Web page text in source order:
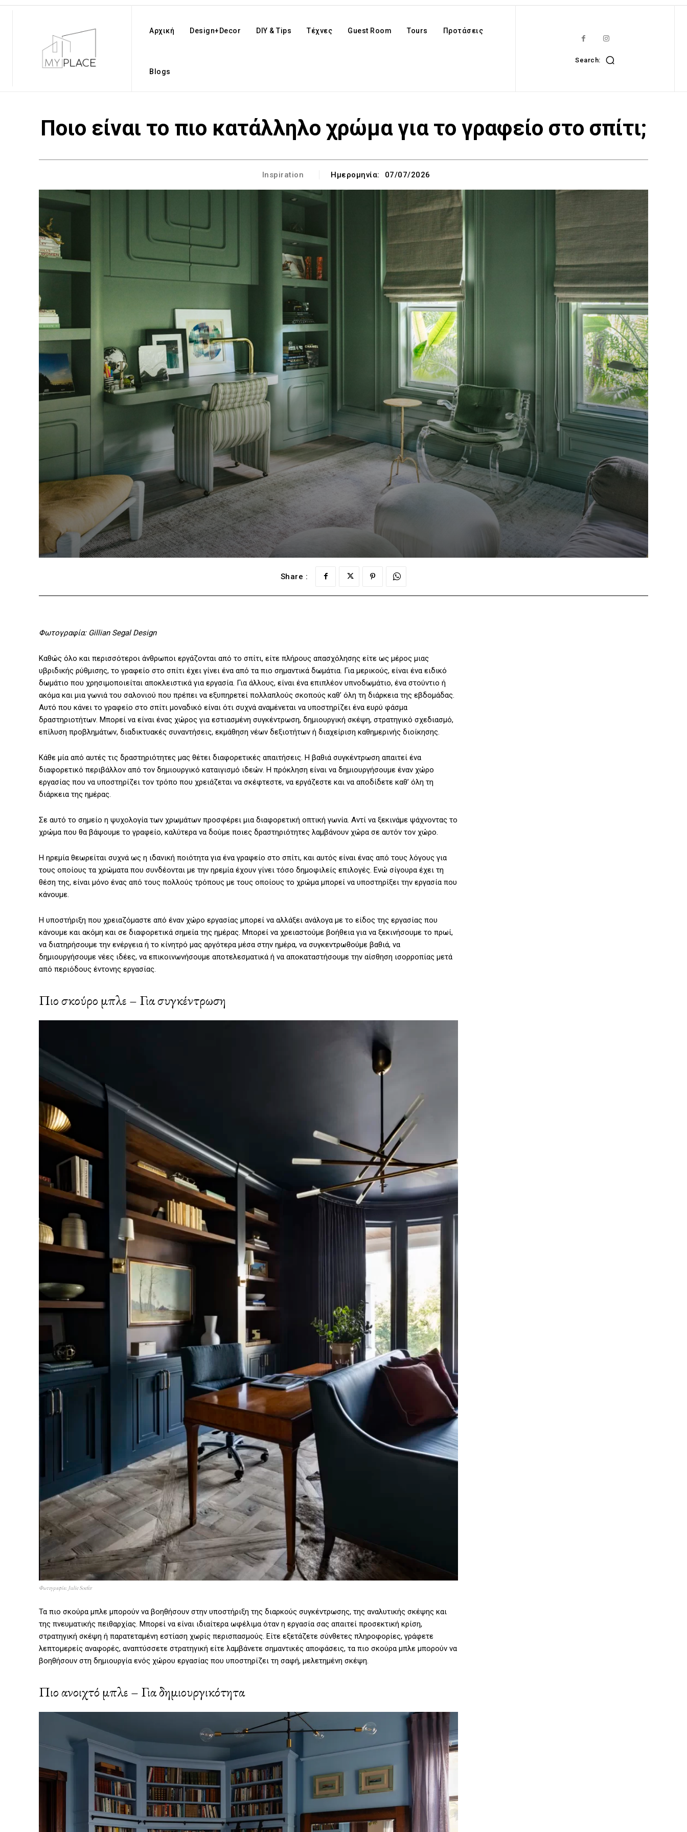
Αρχική Design+Decor DIY & Tips Τέχνες Guest Room Tours Προτάσεις
Blogs
Search:
Ποιο είναι το πιο κατάλληλο χρώμα για το γραφείο στο σπίτι;
Inspiration Ημερομηνία: 07/07/2026
Share :
Φωτογραφία: Gillian Segal Design
Καθώς όλο και περισσότεροι άνθρωποι εργάζονται από το σπίτι, είτε πλήρους απασχόλησης είτε ως μέρος μιας
υβριδικής ρύθμισης, το γραφείο στο σπίτι έχει γίνει ένα από τα πιο σημαντικά δωμάτια. Για μερικούς, είναι ένα ειδικό
δωμάτιο που χρησιμοποιείται αποκλειστικά για εργασία. Για άλλους, είναι ένα επιπλέον υπνοδωμάτιο, ένα στούντιο ή
ακόμα και μια γωνιά του σαλονιού που πρέπει να εξυπηρετεί πολλαπλούς σκοπούς καθ’ όλη τη διάρκεια της εβδομάδας.
Αυτό που κάνει το γραφείο στο σπίτι μοναδικό είναι ότι συχνά αναμένεται να υποστηρίζει ένα ευρύ φάσμα
δραστηριοτήτων. Μπορεί να είναι ένας χώρος για εστιασμένη συγκέντρωση, δημιουργική σκέψη, στρατηγικό σχεδιασμό,
επίλυση προβλημάτων, διαδικτυακές συναντήσεις, εκμάθηση νέων δεξιοτήτων ή διαχείριση καθημερινής διοίκησης.
Κάθε μία από αυτές τις δραστηριότητες μας θέτει διαφορετικές απαιτήσεις. Η βαθιά συγκέντρωση απαιτεί ένα
διαφορετικό περιβάλλον από τον δημιουργικό καταιγισμό ιδεών. Η πρόκληση είναι να δημιουργήσουμε έναν χώρο
εργασίας που να υποστηρίζει τον τρόπο που χρειάζεται να σκέφτεστε, να εργάζεστε και να αποδίδετε καθ’ όλη τη
διάρκεια της ημέρας.
Σε αυτό το σημείο η ψυχολογία των χρωμάτων προσφέρει μια διαφορετική οπτική γωνία. Αντί να ξεκινάμε ψάχνοντας το
χρώμα που θα βάψουμε το γραφείο, καλύτερα να δούμε ποιες δραστηριότητες λαμβάνουν χώρα σε αυτόν τον χώρο.
Η ηρεμία θεωρείται συχνά ως η ιδανική ποιότητα για ένα γραφείο στο σπίτι, και αυτός είναι ένας από τους λόγους για
τους οποίους τα χρώματα που συνδέονται με την ηρεμία έχουν γίνει τόσο δημοφιλείς επιλογές. Ενώ σίγουρα έχει τη
θέση της, είναι μόνο ένας από τους πολλούς τρόπους με τους οποίους το χρώμα μπορεί να υποστηρίξει την εργασία που
κάνουμε.
Η υποστήριξη που χρειαζόμαστε από έναν χώρο εργασίας μπορεί να αλλάξει ανάλογα με το είδος της εργασίας που
κάνουμε και ακόμη και σε διαφορετικά σημεία της ημέρας. Μπορεί να χρειαστούμε βοήθεια για να ξεκινήσουμε το πρωί,
να διατηρήσουμε την ενέργεια ή το κίνητρό μας αργότερα μέσα στην ημέρα, να συγκεντρωθούμε βαθιά, να
δημιουργήσουμε νέες ιδέες, να επικοινωνήσουμε αποτελεσματικά ή να αποκαταστήσουμε την αίσθηση ισορροπίας μετά
από περιόδους έντονης εργασίας.
Πιο σκούρο μπλε – Για συγκέντρωση
Φωτογραφία: Julie Soefer
Τα πιο σκούρα μπλε μπορούν να βοηθήσουν στην υποστήριξη της διαρκούς συγκέντρωσης, της αναλυτικής σκέψης και
της πνευματικής πειθαρχίας. Μπορεί να είναι ιδιαίτερα ωφέλιμα όταν η εργασία σας απαιτεί προσεκτική κρίση,
στρατηγική σκέψη ή παρατεταμένη εστίαση χωρίς περισπασμούς. Είτε εξετάζετε σύνθετες πληροφορίες, γράφετε
λεπτομερείς αναφορές, αναπτύσσετε στρατηγική είτε λαμβάνετε σημαντικές αποφάσεις, τα πιο σκούρα μπλε μπορούν να
βοηθήσουν στη δημιουργία ενός χώρου εργασίας που υποστηρίζει τη σαφή, μελετημένη σκέψη.
Πιο ανοιχτό μπλε – Για δημιουργικότητα